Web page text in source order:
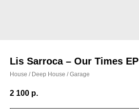
Lis Sarroca – Our Times EP
House / Deep House / Garage
2 100 р.